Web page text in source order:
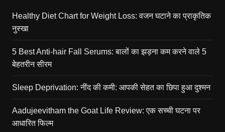
Healthy Diet Chart for Weight Loss: वजन घटाने का प्राकृतिक
नुस्खा
5 Best Anti-hair Fall Serums: बालों का झड़ना कम करने वाले 5
बेहतरीन सीरम
Sleep Deprivation: नींद की कमी: आपकी सेहत का छिपा हुआ दुश्मन
Aadujeevitham the Goat Life Review: एक सच्ची घटना पर
आधारित फिल्म